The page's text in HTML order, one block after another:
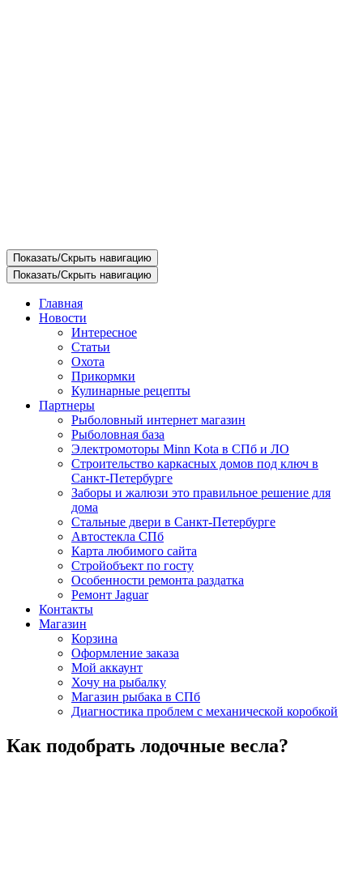
Показать/Скрыть навигацию
Показать/Скрыть навигацию
Главная
Новости
Интересное
Статьи
Охота
Прикормки
Кулинарные рецепты
Партнеры
Рыболовный интернет магазин
Рыболовная база
Электромоторы Minn Kota в СПб и ЛО
Строительство каркасных домов под ключ в
Санкт-Петербурге
Заборы и жалюзи это правильное решение для
дома
Стальные двери в Санкт-Петербурге
Автостекла СПб
Карта любимого сайта
Стройобъект по госту
Особенности ремонта раздатка
Ремонт Jaguar
Контакты
Магазин
Корзина
Оформление заказа
Мой аккаунт
Хочу на рыбалку
Магазин рыбака в СПб
Диагностика проблем с механической коробкой
Как подобрать лодочные весла?